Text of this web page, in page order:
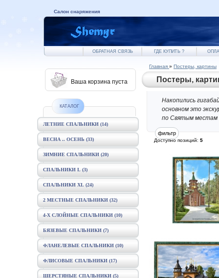
Салон снаряжения
ОБРАТНАЯ СВЯЗЬ ГДЕ КУПИТЬ ?
Ваша корзина пуста
КАТАЛОГ
ЛЕТНИЕ СПАЛЬНИКИ (14)
ВЕСНА .. ОСЕНЬ (33)
ЗИМНИЕ СПАЛЬНИКИ (20)
СПАЛЬНИКИ L (3)
СПАЛЬНИКИ XL (24)
2 МЕСТНЫЕ СПАЛЬНИКИ (32)
4-Х СЛОЙНЫЕ СПАЛЬНИКИ (10)
БЯЗЕВЫЕ СПАЛЬНИКИ (7)
ФЛАНЕЛЕВЫЕ СПАЛЬНИКИ (10)
ФЛИСОВЫЕ СПАЛЬНИКИ (17)
ШЕРСТЯНЫЕ СПАЛЬНИКИ (5)
Главная » Постеры, картины
Постеры,
Накопились
основном это
по Святым местам
Доступно позиций: 5